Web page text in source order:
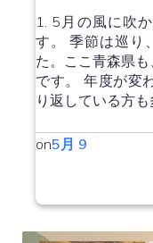
1. 5月の風に吹
す。 季節は巡り
た。ここ青森県
です。 年度が変
り返している方
on5月 9